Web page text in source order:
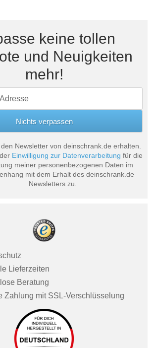
keine tollen
und Neuigkeiten
mehr!
Newsletter von deinschrank.de erhalten.
Einwilligung zur Datenverarbeitung für die
meiner personenbezogenen Daten im
mit dem Erhalt des deinschrank.de
Newsletters zu.
Lieferzeiten
Beratung
Zahlung mit SSL-Verschlüsselung